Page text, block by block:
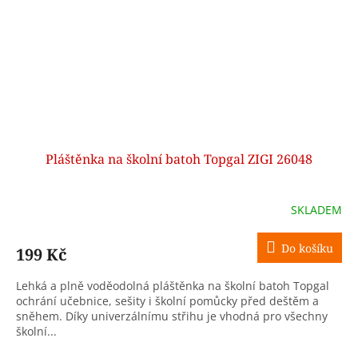
Pláštěnka na školní batoh Topgal ZIGI 26048
SKLADEM
199 Kč Do košíku
Lehká a plně voděodolná pláštěnka na školní batoh Topgal
ochrání učebnice, sešity i školní pomůcky před deštěm a
sněhem. Díky univerzálnímu střihu je vhodná pro všechny
školní...